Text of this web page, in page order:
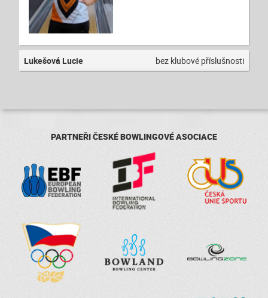
Lukešová Lucie bez klubové příslušnosti
PARTNEŘI ČESKÉ BOWLINGOVÉ ASOCIACE